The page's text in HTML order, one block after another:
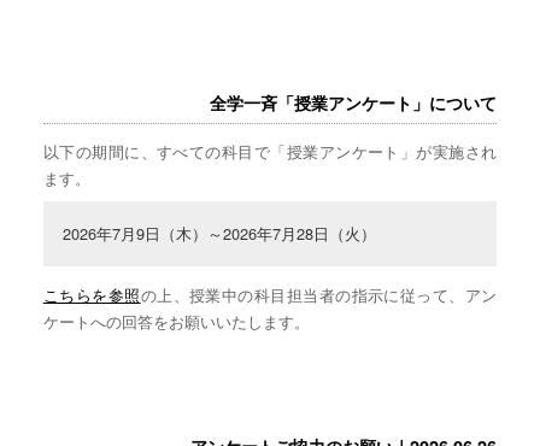
全学一斉「授業アンケート」について
以下の期間に、すべての科目で「授業アンケート」が実施され
ます。
2026年7月9日（木）～2026年7月28日（火）
こちらを参照の上、授業中の科目担当者の指示に従って、アン
ケートへの回答をお願いいたします。